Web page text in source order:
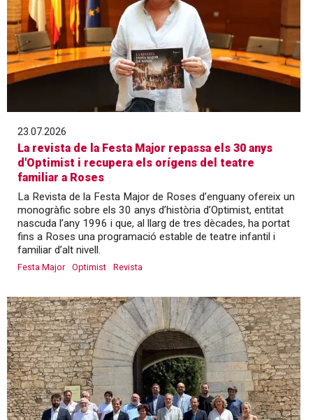
23.07.2026
La revista de la Festa Major repassa els 30 anys
d'Optimist i recupera els orígens del teatre
familiar a Roses
La Revista de la Festa Major de Roses d’enguany ofereix un
monogràfic sobre els 30 anys d’història d’Optimist, entitat
nascuda l’any 1996 i que, al llarg de tres dècades, ha portat
fins a Roses una programació estable de teatre infantil i
familiar d’alt nivell.
Festa Major Optimist Revista